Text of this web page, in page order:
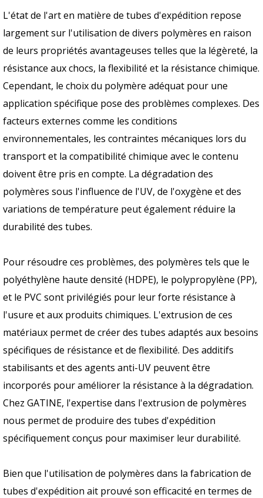
L'état de l'art en matière de tubes d'expédition repose
largement sur l'utilisation de divers polymères en raison
de leurs propriétés avantageuses telles que la légèreté, la
résistance aux chocs, la flexibilité et la résistance chimique.
Cependant, le choix du polymère adéquat pour une
application spécifique pose des problèmes complexes. Des
facteurs externes comme les conditions
environnementales, les contraintes mécaniques lors du
transport et la compatibilité chimique avec le contenu
doivent être pris en compte. La dégradation des
polymères sous l'influence de l'UV, de l'oxygène et des
variations de température peut également réduire la
durabilité des tubes.
Pour résoudre ces problèmes, des polymères tels que le
polyéthylène haute densité (HDPE), le polypropylène (PP),
et le PVC sont privilégiés pour leur forte résistance à
l'usure et aux produits chimiques. L'extrusion de ces
matériaux permet de créer des tubes adaptés aux besoins
spécifiques de résistance et de flexibilité. Des additifs
stabilisants et des agents anti-UV peuvent être
incorporés pour améliorer la résistance à la dégradation.
Chez GATINE, l'expertise dans l'extrusion de polymères
nous permet de produire des tubes d'expédition
spécifiquement conçus pour maximiser leur durabilité.
Bien que l'utilisation de polymères dans la fabrication de
tubes d'expédition ait prouvé son efficacité en termes de